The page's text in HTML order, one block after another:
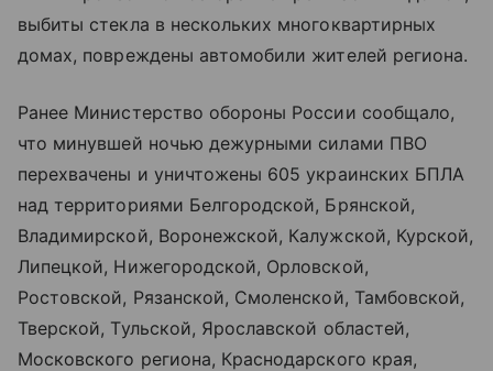
выбиты стекла в нескольких многоквартирных
домах, повреждены автомобили жителей региона.
Ранее Министерство обороны России сообщало,
что минувшей ночью дежурными силами ПВО
перехвачены и уничтожены 605 украинских БПЛА
над территориями Белгородской, Брянской,
Владимирской, Воронежской, Калужской, Курской,
Липецкой, Нижегородской, Орловской,
Ростовской, Рязанской, Смоленской, Тамбовской,
Тверской, Тульской, Ярославской областей,
Московского региона, Краснодарского края,